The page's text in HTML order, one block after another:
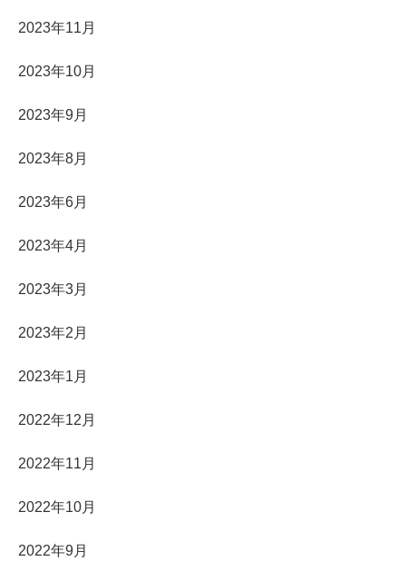
2023年11月
2023年10月
2023年9月
2023年8月
2023年6月
2023年4月
2023年3月
2023年2月
2023年1月
2022年12月
2022年11月
2022年10月
2022年9月